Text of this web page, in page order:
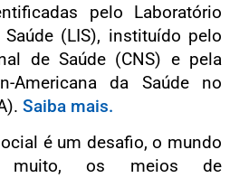
pelo Laboratório
(LIS), instituído pelo
de Saúde (CNS) e pela
Americana da Saúde no
Saiba mais.
é um desafio, o mundo
muito, os meios de